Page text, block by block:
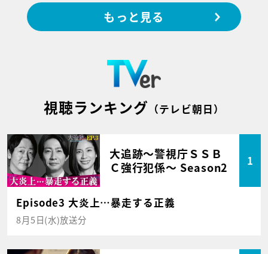
もっと見る
視聴ランキング （テレビ朝日）
大追跡～警視庁ＳＳＢ
Ｃ強行犯係～ Season2
1
Episode3 大炎上…暴走する正義
8月5日(水)放送分